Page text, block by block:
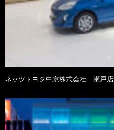
ネッツトヨタ中京株式会社 瀬戸店